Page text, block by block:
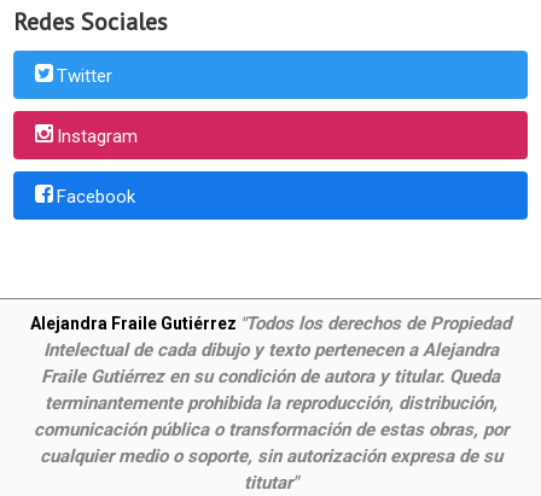
Redes Sociales
Twitter
Instagram
Facebook
Alejandra Fraile Gutiérrez "Todos los derechos de Propiedad
Intelectual de cada dibujo y texto pertenecen a Alejandra
Fraile Gutiérrez en su condición de autora y titular. Queda
terminantemente prohibida la reproducción, distribución,
comunicación pública o transformación de estas obras, por
cualquier medio o soporte, sin autorización expresa de su
titutar"